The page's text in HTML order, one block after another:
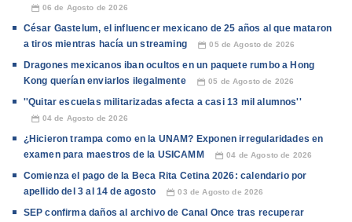
📅 06 de Agosto de 2026
César Gastelum, el influencer mexicano de 25 años al que mataron
a tiros mientras hacía un streaming
📅 05 de Agosto de 2026
Dragones mexicanos iban ocultos en un paquete rumbo a Hong
Kong querían enviarlos ilegalmente
📅 05 de Agosto de 2026
''Quitar escuelas militarizadas afecta a casi 13 mil alumnos''
📅 04 de Agosto de 2026
¿Hicieron trampa como en la UNAM? Exponen irregularidades en
examen para maestros de la USICAMM
📅 04 de Agosto de 2026
Comienza el pago de la Beca Rita Cetina 2026: calendario por
apellido del 3 al 14 de agosto
📅 03 de Agosto de 2026
SEP confirma daños al archivo de Canal Once tras recuperar